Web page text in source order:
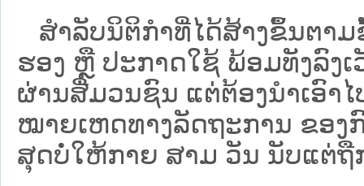
ສໍາລັບນິຕິກໍາທີ່ໄດ້ສ້າງຂຶ້ນຕາ
ຮອງ ຫຼື ປະກາດໃຊ້ ພ້ອມທັງລົງ
ຜ່ານສື່ມວນຊົນ ແຕ່ຕ້ອງນໍາເອົາ
ໝາຍ​ເຫດ​ທາງ​ລັດ​ຖະ​ການ​ ຂອ
ສຸດບໍ່ໃຫ້ກາຍ ສາມ ວັນ ນັບແຕ່ຖື